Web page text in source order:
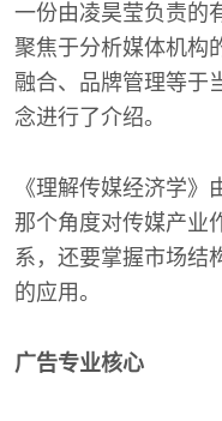
一份由凌昊莹负责的
聚焦于分析媒体机构
融合、品牌管理等于
念进行了介绍。
《理解传媒经济学》
那个角度对传媒产业
系，还要掌握市场结
的应用。
广告专业核心